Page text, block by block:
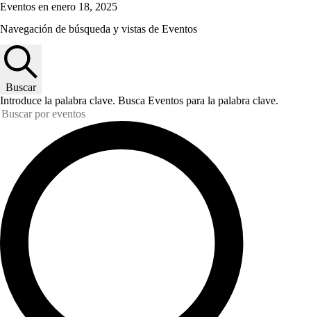
Eventos en enero 18, 2025
Navegación de búsqueda y vistas de Eventos
Buscar
Introduce la palabra clave. Busca Eventos para la palabra clave.